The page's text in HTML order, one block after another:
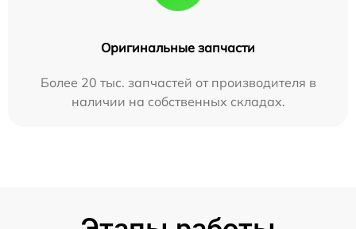
Оригинальные запчасти
Более 20 тыс. запчастей от производителя в
наличии на собственных складах.